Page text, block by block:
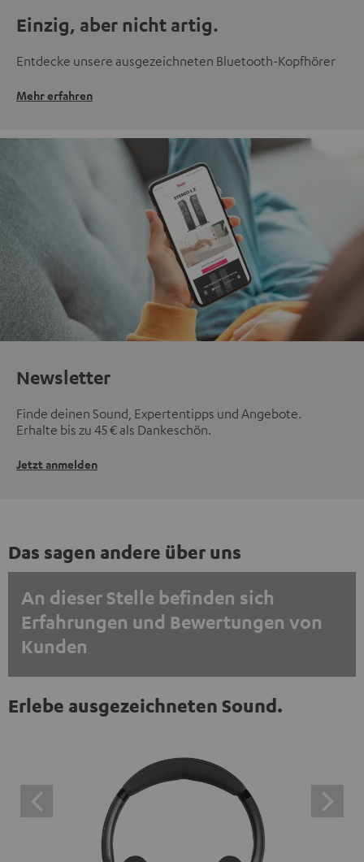
Einzig, aber nicht artig.
Entdecke unsere ausgezeichneten Bluetooth-Kopfhörer
Mehr erfahren
Newsletter
Finde deinen Sound, Expertentipps und Angebote.
Erhalte bis zu 45 € als Dankeschön.
Jetzt anmelden
Das sagen andere über uns
An dieser Stelle befinden sich
Erfahrungen und Bewertungen von
Kunden
EINMALIG ZUSTIMMEN UND ANZEIGEN
Trustpilot‑Bewertungen sind externe Inhalte. Der
externe Inhalt kann hier mit nur einem Klick angezeigt
werden. Mit dem Anklicken des Inhalts wird zugestimmt,
dass externe Inhalte angezeigt werden. Dabei können
personenbezogene Daten an Drittplattformen
Erlebe ausgezeichneten Sound.